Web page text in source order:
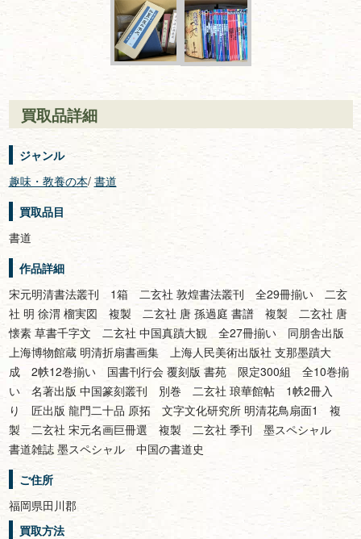
買取品詳細
ジャンル
趣味・教養の本/ 書道
買取品目
書道
作品詳細
宋元明清書法叢刊 1箱 二玄社 敦煌書法叢刊 全29冊揃い 二玄
社 明 徐渭 榴実図 複製 二玄社 唐 孫過庭 書譜 複製 二玄社 唐
懐素 草書千字文 二玄社 中国真蹟大観 全27冊揃い 同朋舎出版
上海博物館蔵 明清折扇書画集 上海人民美術出版社 支那墨蹟大
成 2帙12巻揃い 国書刊行会 覆刻版 書苑 限定300組 全10巻揃
い 名著出版 中国篆刻叢刊 別巻 二玄社 琅華館帖 1帙2冊入
り 匠出版 龍門二十品 原拓 文字文化研究所 明清花鳥扇面1 複
製 二玄社 宋元名画巨冊選 複製 二玄社 季刊 墨スペシャル
書道雑誌 墨スペシャル 中国の書道史
ご住所
福岡県田川郡
買取方法